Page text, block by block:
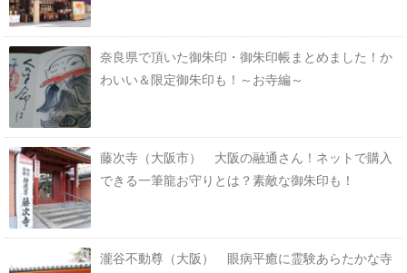
奈良県で頂いた御朱印・御朱印帳まとめました！か
わいい＆限定御朱印も！～お寺編～
藤次寺（大阪市） 大阪の融通さん！ネットで購入
できる一筆龍お守りとは？素敵な御朱印も！
瀧谷不動尊（大阪） 眼病平癒に霊験あらたかな寺